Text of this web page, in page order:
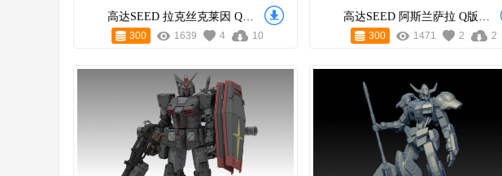
高达SEED 拉克丝克莱因 Q版人偶
300 1639 4 10 300 1471 2 2